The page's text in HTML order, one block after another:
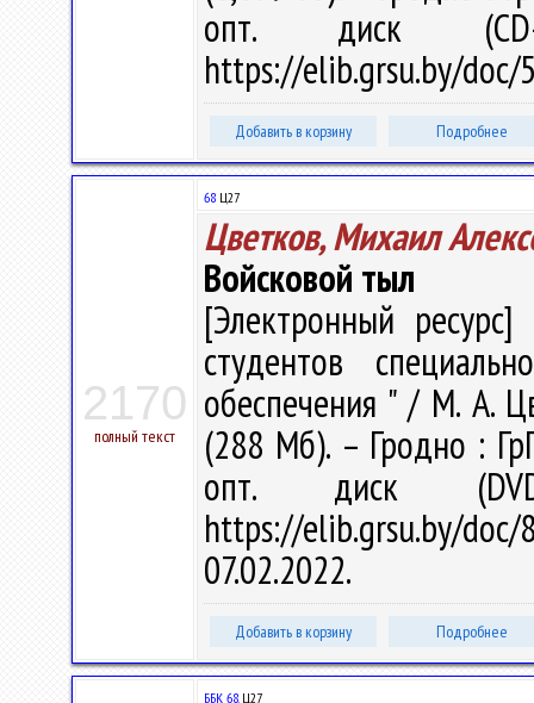
опт. диск
https://elib.grsu.by/doc/
Добавить в корзину Подробнее
2170
полный текст
68 Ц27
Цветков, Михаил
Войсковой тыл
[Электронный
студентов
обеспечения " / М. А.
(288 Мб). – Гродно :
опт. диск
https://elib.grsu.by/
07.02.2022.
Добавить в корзину Подробнее
ББК 68.Ц27